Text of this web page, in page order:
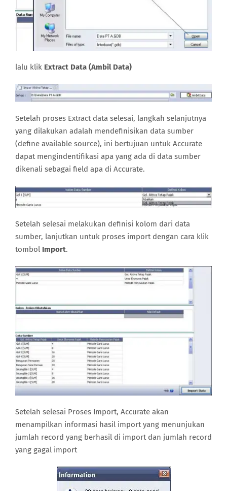
lalu klik Extract Data (Ambil Data)
Setelah proses Extract data selesai, langkah selanjutnya
yang dilakukan adalah mendefinisikan data sumber
(define available source), ini bertujuan untuk Accurate
dapat mengindentifikasi apa yang ada di data sumber
dikenali sebagai field apa di Accurate.
Setelah selesai melakukan definisi kolom dari data
sumber, lanjutkan untuk proses import dengan cara klik
tombol Import.
Setelah selesai Proses Import, Accurate akan
menampilkan informasi hasil import yang menunjukan
jumlah record yang berhasil di import dan jumlah record
yang gagal import